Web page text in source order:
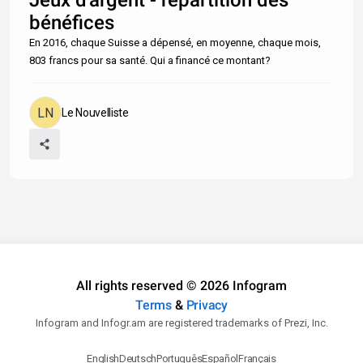
bénéfices
En 2016, chaque Suisse a dépensé, en moyenne, chaque mois,
803 francs pour sa santé. Qui a financé ce montant?
Le Nouvelliste
All rights reserved © 2026 Infogram
Terms& Privacy
Infogram and Infogr.am are registered trademarks of Prezi, Inc.
EnglishDeutschPortuguêsEspañolFrançais